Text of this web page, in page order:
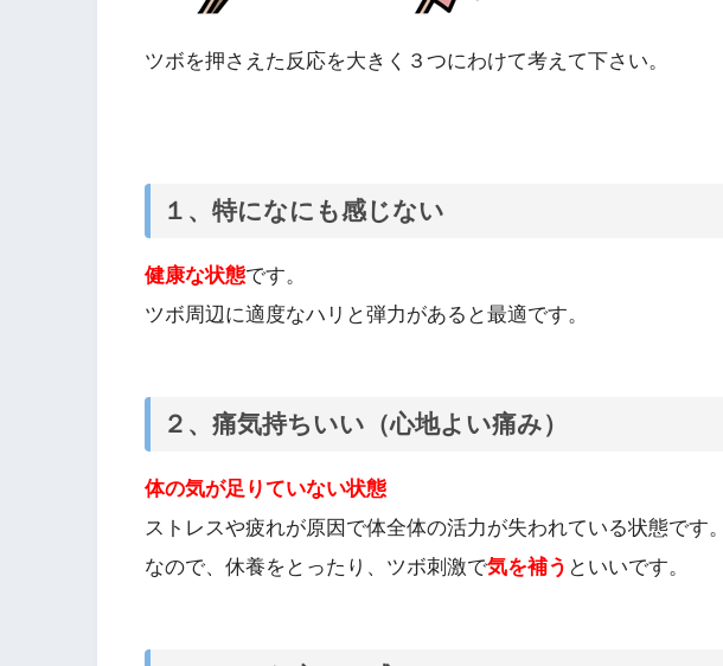
ツボを押さえた反応を大きく３つにわけて考えて下さい。
１、特になにも感じない
健康な状態です。
ツボ周辺に適度なハリと弾力があると最適です。
２、痛気持ちいい（心地よい痛み）
体の気が足りていない状態
ストレスや疲れが原因で体全体の活力が失われている状態です。
なので、休養をとったり、ツボ刺激で気を補う といいです。